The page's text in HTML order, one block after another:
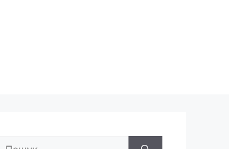
Пошук: